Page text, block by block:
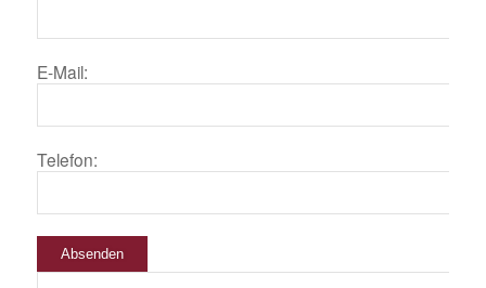
E-Mail:
Telefon:
Absenden